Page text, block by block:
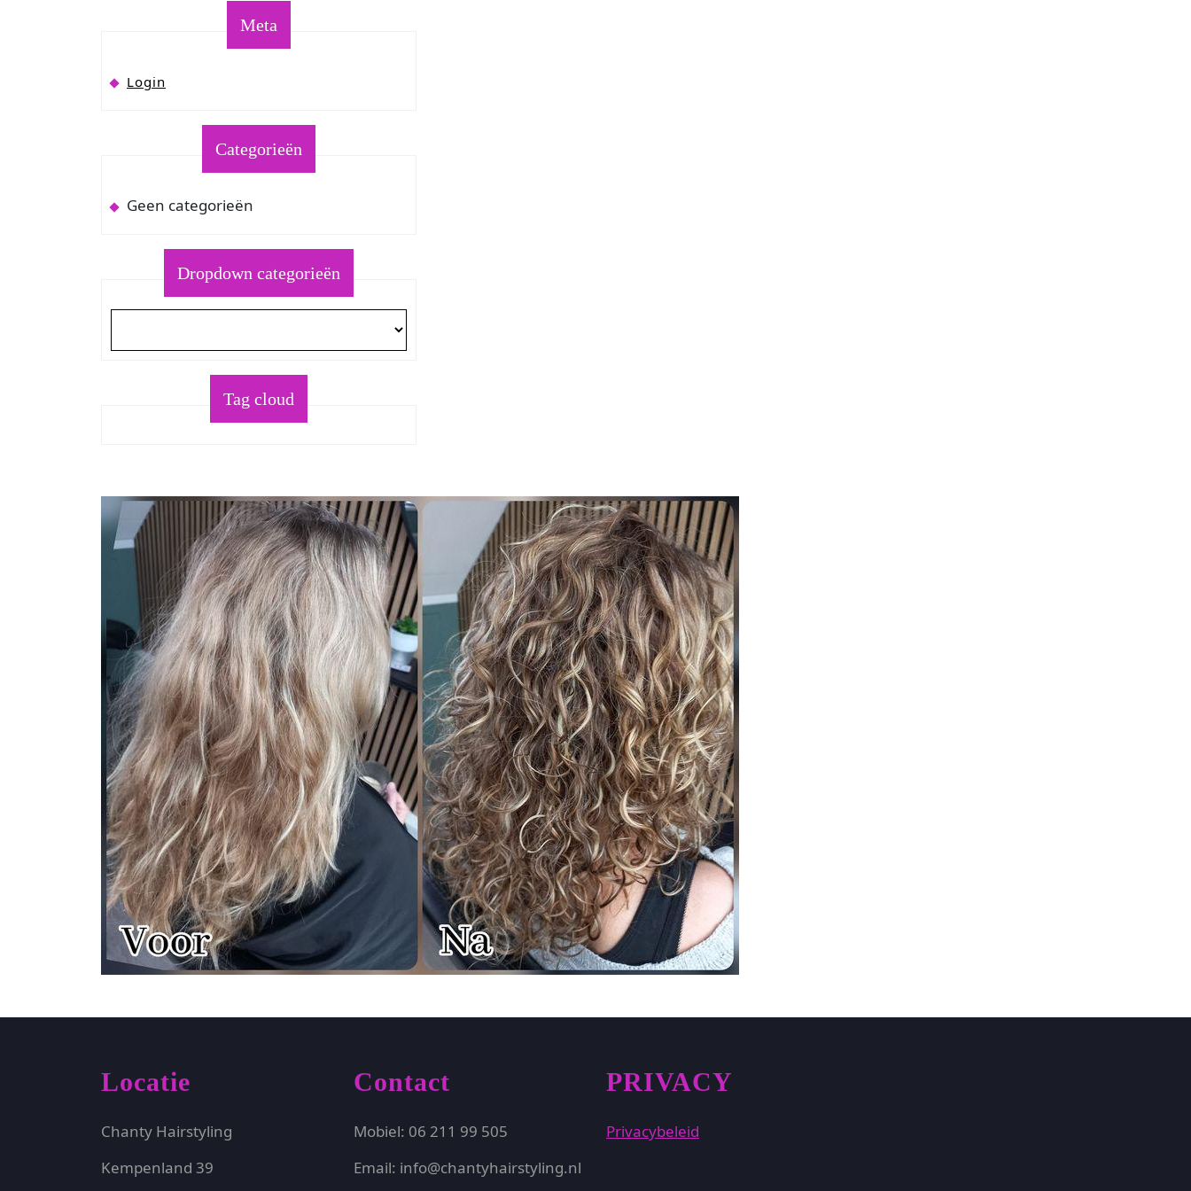
Meta
Login
Categorieën
Geen categorieën
Dropdown categorieën
Tag cloud
Locatie
Chanty Hairstyling
Kempenland 39
Contact
Mobiel: 06 211 99 505
Email: info@chantyhairstyling.nl
PRIVACY
Privacybeleid